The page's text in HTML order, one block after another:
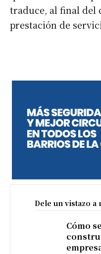
traduce, al final del
prestación de
Dele un vistazo
Cómo